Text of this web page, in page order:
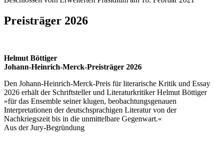
Preisträger 2026
Helmut Böttiger
Johann-Heinrich-Merck-Preisträger 2026
Den Johann-Heinrich-Merck-Preis für literarische Kritik und Essay
2026 erhält der Schriftsteller und Literaturkritiker Helmut Böttiger
»für das Ensemble seiner klugen, beobachtungsgenauen
Interpretationen der deutschsprachigen Literatur von der
Nachkriegszeit bis in die unmittelbare Gegenwart.«
Aus der Jury-Begründung